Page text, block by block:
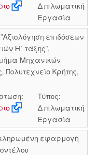
Διπλωματική
Εργασία
επιδόσεων
Η΄ τάξης",
Μηχανικών
Πολυτεχνείο Κρήτης,
Τύπος:
Διπλωματική
Εργασία
εφαρμογή